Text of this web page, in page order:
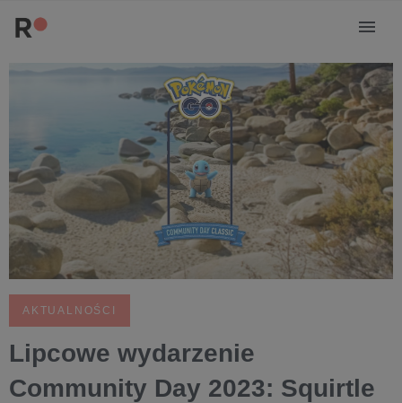
AKTUALNOŚCI
Lipcowe wydarzenie
Community Day 2023: Squirtle